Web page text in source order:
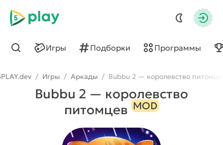
5play
Игры Подборки Программы
Найти
/ Игры / Аркады / Bubbu 2 — королевство
Bubbu 2 — королевство
питомцев MOD